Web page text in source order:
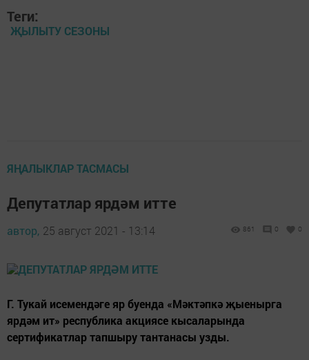
Теги:
ҖЫЛЫТУ СЕЗОНЫ
ЯҢАЛЫКЛАР ТАСМАСЫ
Депутатлар ярдәм итте
автор, 25 август 2021 - 13:14 861 0 0
Г. Тукай исемендәге яр буенда «Мәктәпкә җыенырга
ярдәм ит» республика акциясе кысаларында
сертификатлар тапшыру тантанасы узды.